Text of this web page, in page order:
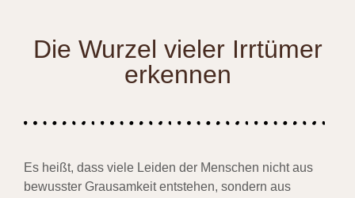
Die Wurzel vieler Irrtümer
erkennen
Es heißt, dass viele Leiden der Menschen nicht aus
bewusster Grausamkeit entstehen, sondern aus